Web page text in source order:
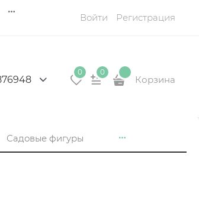
Войти Регистрация
0 0
Корзина
Садовые фигуры